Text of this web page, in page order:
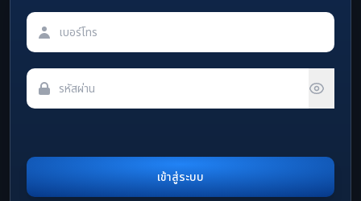
เข้าสู่ระบบ